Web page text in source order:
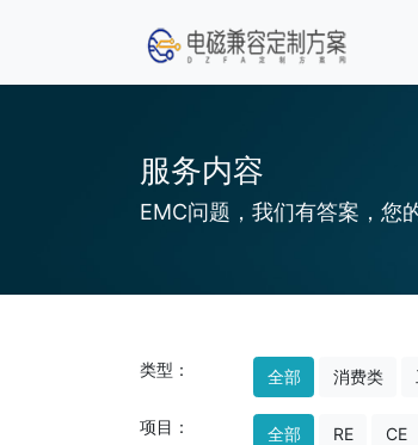
服务内容
EMC问题，我们有答案，您
类型： 全部 消费类
项目： 全部 RE CE